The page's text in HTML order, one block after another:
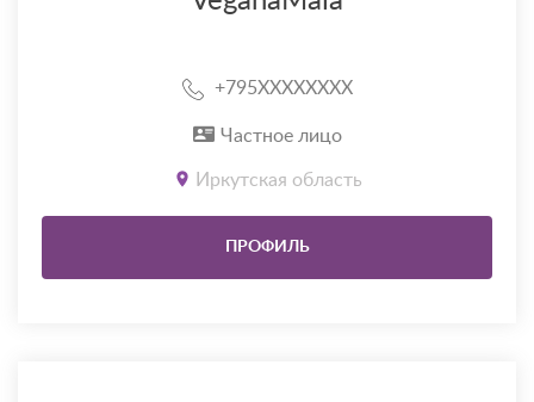
+795XXXXXXXX
Частное лицо
Иркутская область
ПРОФИЛЬ